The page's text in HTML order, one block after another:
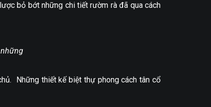
bỏ bớt những chi tiết rườm rà đã qua cách
Những thiết kế biệt thự phong cách tân cổ